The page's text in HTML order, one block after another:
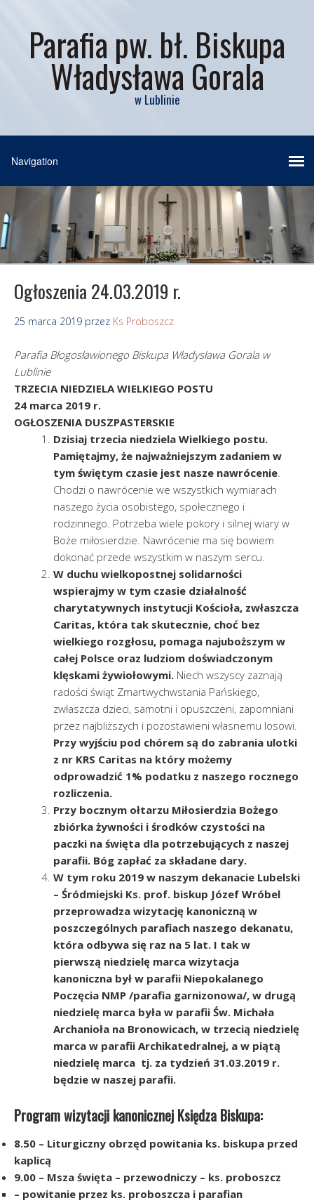
Parafia pw. bł. Biskupa
Władysława Gorala
w Lublinie
Ogłoszenia 24.03.2019 r.
25 marca 2019 przez Ks Proboszcz
Parafia Błogosławionego Biskupa Władysława Gorala w
Lublinie
TRZECIA NIEDZIELA WIELKIEGO POSTU
24 marca 2019 r.
OGŁOSZENIA DUSZPASTERSKIE
Dzisiaj trzecia niedziela Wielkiego postu.
Pamiętajmy, że najważniejszym zadaniem w
tym świętym czasie jest nasze nawrócenie.
Chodzi o nawrócenie we wszystkich wymiarach
naszego życia osobistego, społecznego i
rodzinnego. Potrzeba wiele pokory i silnej wiary w
Boże miłosierdzie. Nawrócenie ma się bowiem
dokonać przede wszystkim w naszym sercu.
W duchu wielkopostnej solidarności
wspierajmy w tym czasie działalność
charytatywnych instytucji Kościoła, zwłaszcza
Caritas, która tak skutecznie, choć bez
wielkiego rozgłosu, pomaga najuboższym w
całej Polsce oraz ludziom doświadczonym
klęskami żywiołowymi. Niech wszyscy zaznają
radości świąt Zmartwychwstania Pańskiego,
zwłaszcza dzieci, samotni i opuszczeni, zapomniani
przez najbliższych i pozostawieni własnemu losowi.
Przy wyjściu pod chórem są do zabrania ulotki
z nr KRS Caritas na który możemy
odprowadzić 1% podatku z naszego rocznego
rozliczenia.
Przy bocznym ołtarzu Miłosierdzia Bożego
zbiórka żywności i środków czystości na
paczki na święta dla potrzebujących z naszej
parafii. Bóg zapłać za składane dary.
W tym roku 2019 w naszym dekanacie Lubelski
– Śródmiejski Ks. prof. biskup Józef Wróbel
przeprowadza wizytację kanoniczną w
poszczególnych parafiach naszego dekanatu,
która odbywa się raz na 5 lat. I tak w
pierwszą niedzielę marca wizytacja
kanoniczna był w parafii Niepokalanego
Poczęcia NMP /parafia garnizonowa/, w drugą
niedzielę marca była w parafii Św. Michała
Archanioła na Bronowicach, w trzecią niedzielę
marca w parafii Archikatedralnej, a w piątą
niedzielę marca tj. za tydzień 31.03.2019 r.
będzie w naszej parafii.
Program wizytacji kanonicznej Księdza Biskupa:
8.50 – Liturgiczny obrzęd powitania ks. biskupa przed
kaplicą
9.00 – Msza święta – przewodniczy – ks. proboszcz
– powitanie przez ks. proboszcza i parafian